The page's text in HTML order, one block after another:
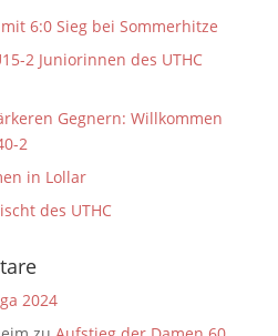
6:0 Sieg bei Sommerhitze
2 Juniorinnen des UTHC
Gegnern: Willkommen
2
in Lollar
des UTHC
2024